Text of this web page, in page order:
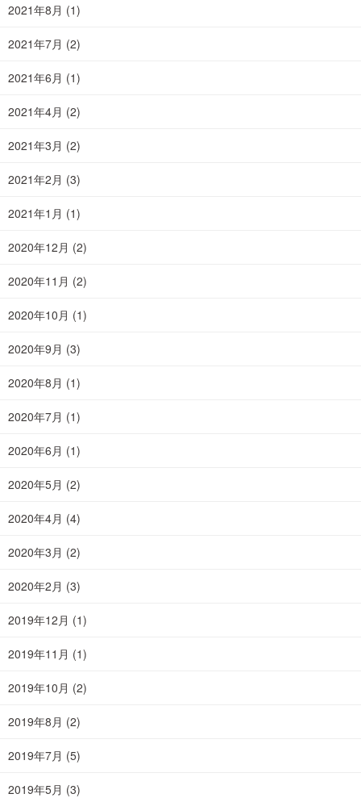
2021年8月 (1)
2021年7月 (2)
2021年6月 (1)
2021年4月 (2)
2021年3月 (2)
2021年2月 (3)
2021年1月 (1)
2020年12月 (2)
2020年11月 (2)
2020年10月 (1)
2020年9月 (3)
2020年8月 (1)
2020年7月 (1)
2020年6月 (1)
2020年5月 (2)
2020年4月 (4)
2020年3月 (2)
2020年2月 (3)
2019年12月 (1)
2019年11月 (1)
2019年10月 (2)
2019年8月 (2)
2019年7月 (5)
2019年5月 (3)